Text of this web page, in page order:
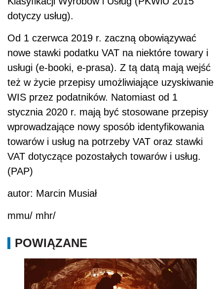
dotyczy usług).
Od 1 czerwca 2019 r. zaczną obowiązywać
nowe stawki podatku VAT na niektóre towary i
usługi (e-booki, e-prasa). Z tą datą mają wejść
też w życie przepisy umożliwiające uzyskiwanie
WIS przez podatników. Natomiast od 1
stycznia 2020 r. mają być stosowane przepisy
wprowadzające nowy sposób identyfikowania
towarów i usług na potrzeby VAT oraz stawki
VAT dotyczące pozostałych towarów i usług.
(PAP)
autor: Marcin Musiał
mmu/ mhr/
POWIĄZANE